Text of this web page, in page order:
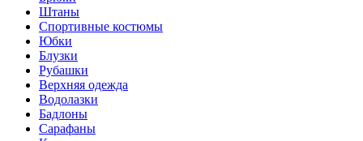
Штаны
Спортивные костюмы
Юбки
Блузки
Рубашки
Верхняя одежда
Водолазки
Бадлоны
Сарафаны